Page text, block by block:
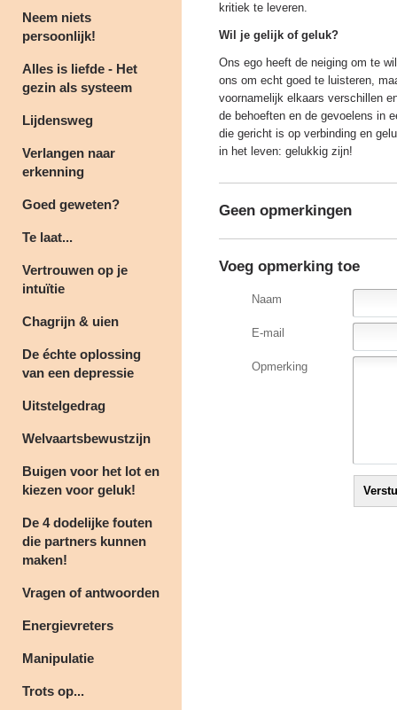
Neem niets
persoonlijk!
Alles is liefde - Het
gezin als systeem
Lijdensweg
Verlangen naar
erkenning
Goed geweten?
Te laat...
Vertrouwen op je
intuïtie
Chagrijn & uien
De échte oplossing
van een depressie
Uitstelgedrag
Welvaartsbewustzijn
Buigen voor het lot en
kiezen voor geluk!
De 4 dodelijke fouten
die partners kunnen
maken!
Vragen of antwoorden
Energievreters
Manipulatie
Trots op...
kritiek te leveren.
Wil je gelijk of geluk?
Ons ego heeft de neiging om te
ons om echt goed te luisteren,
voornamelijk elkaars verschillen
de behoeften en de gevoelens in
die gericht is op verbinding en
in het leven: gelukkig zijn!
Geen opmerkingen
Voeg opmerking toe
Naam
E-mail
Opmerking